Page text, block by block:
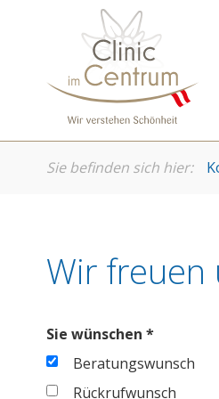
Centrum
Sie befinden sich hier:
Wir freuen
Sie wünschen *
Beratungswunsch
Rückrufwunsch